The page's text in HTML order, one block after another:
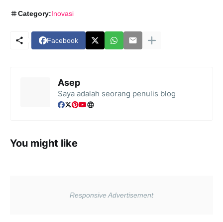
Category:Inovasi
Facebook
Asep
Saya adalah seorang penulis blog
You might like